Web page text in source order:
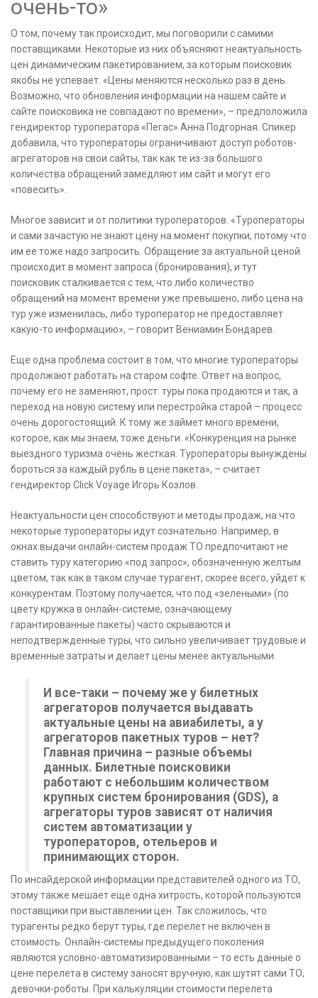
очень-то»
О том, почему так происходит, мы поговорили с самими
поставщиками. Некоторые из них объясняют неактуальность
цен динамическим пакетированием, за которым поисковик
якобы не успевает. «Цены меняются несколько раз в день.
Возможно, что обновления информации на нашем сайте и
сайте поисковика не совпадают по времени», – предположила
гендиректор туроператора «Пегас» Анна Подгорная. Спикер
добавила, что туроператоры ограничивают доступ роботов-
агрегаторов на свои сайты, так как те из-за большого
количества обращений замедляют им сайт и могут его
«повесить».
Многое зависит и от политики туроператоров. «Туроператоры
и сами зачастую не знают цену на момент покупки, потому что
им ее тоже надо запросить. Обращение за актуальной ценой
происходит в момент запроса (бронирования), и тут
поисковик сталкивается с тем, что либо количество
обращений на момент времени уже превышено, либо цена на
тур уже изменилась, либо туроператор не предоставляет
какую-то информацию», – говорит Вениамин Бондарев.
Еще одна проблема состоит в том, что многие туроператоры
продолжают работать на старом софте. Ответ на вопрос,
почему его не заменяют, прост: туры пока продаются и так, а
переход на новую систему или перестройка старой – процесс
очень дорогостоящий. К тому же займет много времени,
которое, как мы знаем, тоже деньги. «Конкуренция на рынке
выездного туризма очень жесткая. Туроператоры вынуждены
бороться за каждый рубль в цене пакета», – считает
гендиректор Click Voyage Игорь Козлов.
Неактуальности цен способствуют и методы продаж, на что
некоторые туроператоры идут сознательно. Например, в
окнах выдачи онлайн-систем продаж ТО предпочитают не
ставить туру категорию «под запрос», обозначенную желтым
цветом, так как в таком случае турагент, скорее всего, уйдет к
конкурентам. Поэтому получается, что под «зелеными» (по
цвету кружка в онлайн-системе, означающему
гарантированные пакеты) часто скрываются и
неподтвержденные туры, что сильно увеличивает трудовые и
временные затраты и делает цены менее актуальными.
И все-таки – почему же у билетных
агрегаторов получается выдавать
актуальные цены на авиабилеты, а у
агрегаторов пакетных туров – нет?
Главная причина – разные объемы
данных. Билетные поисковики
работают с небольшим количеством
крупных систем бронирования (GDS), а
агрегаторы туров зависят от наличия
систем автоматизации у
туроператоров, отельеров и
принимающих сторон.
По инсайдерской информации представителей одного из ТО,
этому также мешает еще одна хитрость, которой пользуются
поставщики при выставлении цен. Так сложилось, что
турагенты редко берут туры, где перелет не включен в
стоимость. Онлайн-системы предыдущего поколения
являются условно-автоматизированными – то есть данные о
цене перелета в систему заносят вручную, как шутят сами ТО,
девочки-роботы. При калькуляции стоимости перелета